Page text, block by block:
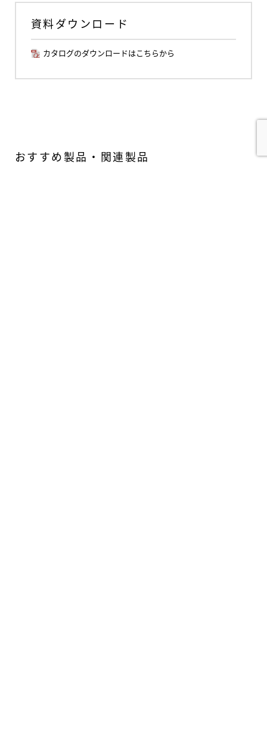
資料ダウンロード
カタログのダウンロードはこちらから
おすすめ製品・関連製品